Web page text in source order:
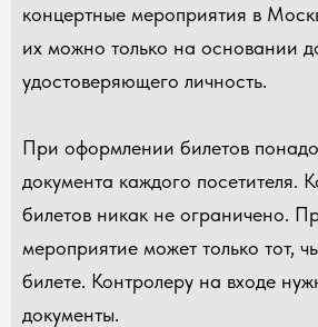
концертные мероприятия в
их можно только на основании
удостоверяющего личность.
При оформлении билетов
документа каждого посетителя.
билетов никак не ограничено.
мероприятие может только тот,
билете. Контролеру на входе
документы.